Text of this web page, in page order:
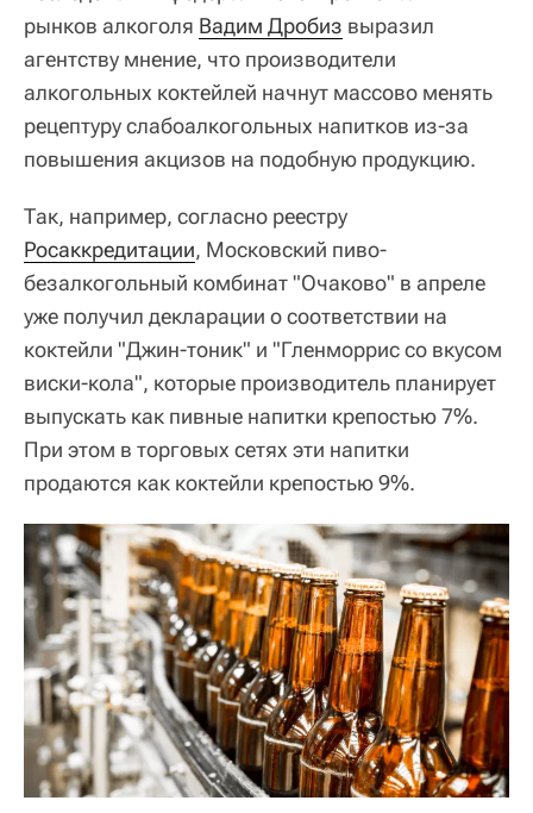
рынков алкоголя Вадим Дробиз выразил
агентству мнение, что производители
алкогольных коктейлей начнут массово менять
рецептуру слабоалкогольных напитков из-за
повышения акцизов на подобную продукцию.
Так, например, согласно реестру
Росаккредитации, Московский пиво-
безалкогольный комбинат "Очаково" в апреле
уже получил декларации о соответствии на
коктейли "Джин-тоник" и "Гленморрис со вкусом
виски-кола", которые производитель планирует
выпускать как пивные напитки крепостью 7%.
При этом в торговых сетях эти напитки
продаются как коктейли крепостью 9%.